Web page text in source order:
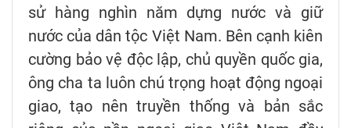
sử hàng nghìn năm dựng nước và giữ
nước của dân tộc Việt Nam. Bên cạnh kiên
cường bảo vệ độc lập, chủ quyền quốc gia,
ông cha ta luôn chú trọng hoạt động ngoại
giao, tạo nên truyền thống và bản sắc